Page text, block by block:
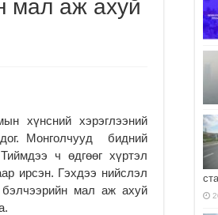
мал аж ахуй
хүнсний хэрэглээний
Монголчууд бидний
ч өдгөөг хүртэл
ирсэн. Гэхдээ нийслэл
мал аж ахуй